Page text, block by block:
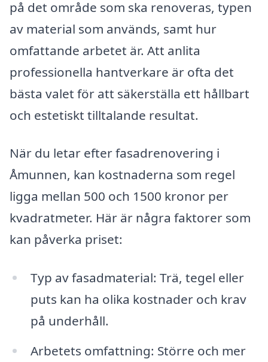
på det område som ska renoveras, typen
av material som används, samt hur
omfattande arbetet är. Att anlita
professionella hantverkare är ofta det
bästa valet för att säkerställa ett hållbart
och estetiskt tilltalande resultat.
När du letar efter fasadrenovering i
Åmunnen, kan kostnaderna som regel
ligga mellan 500 och 1500 kronor per
kvadratmeter. Här är några faktorer som
kan påverka priset:
Typ av fasadmaterial: Trä, tegel eller
puts kan ha olika kostnader och krav
på underhåll.
Arbetets omfattning: Större och mer